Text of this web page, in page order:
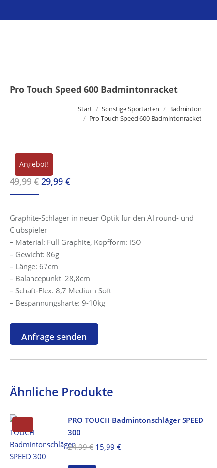
Pro Touch Speed 600 Badmintonracket
Start Sonstige Sportarten
Badminton
Pro Touch Speed 600 Badmintonracket
Angebot!
49,99€ Ursprünglicher
49,99 €
29,99 €Aktueller
29,99 €.
Graphite-Schläger in neuer Optik für den Allround- und
Clubspieler
– Material: Full Graphite, Kopfform: ISO
– Gewicht: 86g
– Länge: 67cm
– Balancepunkt: 28,8cm
– Schaft-Flex: 8,7 Medium Soft
– Bespannungshärte: 9-10kg
Ähnliche Produkte
PRO TOUCH Badmintonschläger SPEED
300
24,99€ Ursprünglicher
15,99 €Aktueller